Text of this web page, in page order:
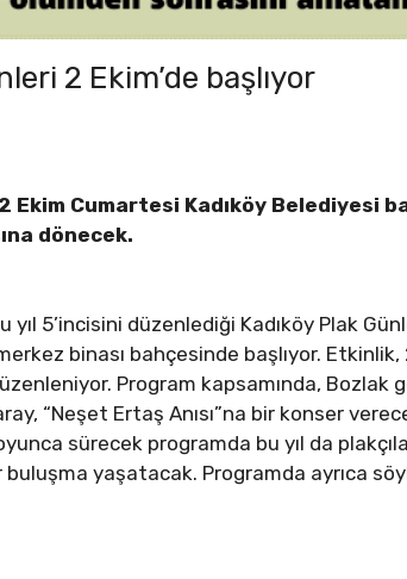
2 Ekim’de başlıyor
Ekim Cumartesi Kadıköy Belediyesi
dönecek.
yıl 5’incisini düzenlediği Kadıköy Plak
binası bahçesinde başlıyor. Etkinlik,
Program kapsamında,
“Neşet Ertaş Anısı”na bir konser
sürecek programda bu yıl da
yaşatacak. Programda ayrıca